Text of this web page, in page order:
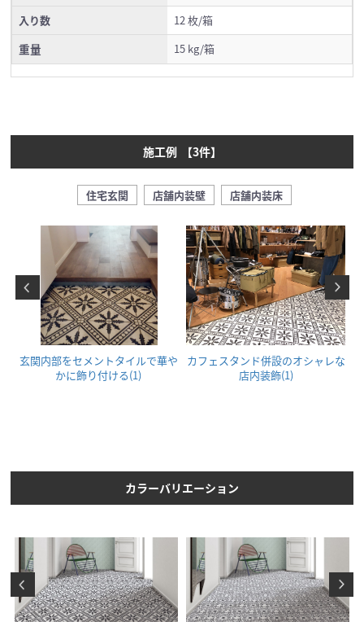
入り数
12 枚/箱
重量 15 kg/箱
施工例 【3件】
住宅玄関 店舗内装壁 店舗内装床
玄関内部をセメントタイルで華や
かに飾り付ける(1)
カフェスタンド併設のオシャレな
店内装飾(1)
カラーバリエーション